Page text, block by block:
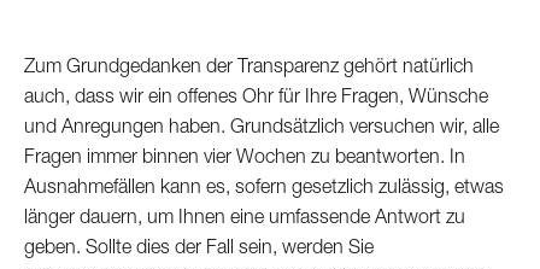
Zum Grundgedanken der Transparenz gehört natürlich
auch, dass wir ein offenes Ohr für Ihre Fragen, Wünsche
und Anregungen haben. Grundsätzlich versuchen wir, alle
Fragen immer binnen vier Wochen zu beantworten. In
Ausnahmefällen kann es, sofern gesetzlich zulässig, etwas
länger dauern, um Ihnen eine umfassende Antwort zu
geben. Sollte dies der Fall sein, werden Sie